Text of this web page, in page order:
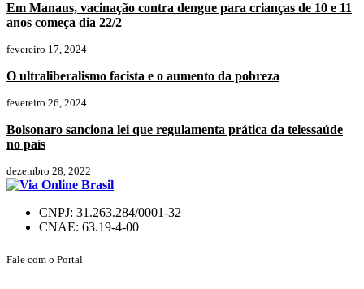
Em Manaus, vacinação contra dengue para crianças de 10 e 11
anos começa dia 22/2
fevereiro 17, 2024
O ultraliberalismo facista e o aumento da pobreza
fevereiro 26, 2024
Bolsonaro sanciona lei que regulamenta prática da telessaúde
no país
dezembro 28, 2022
CNPJ: 31.263.284/0001-32
CNAE: 63.19-4-00
Fale com o Portal